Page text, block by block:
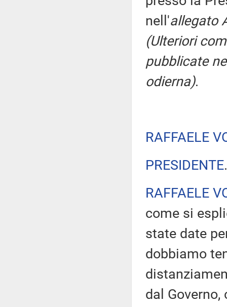
nell'allegato
(Ulteriori
pubblicate
odierna).
RAFFAELE
PRESIDENTE
RAFFAELE
come si
state date
dobbiamo
dal